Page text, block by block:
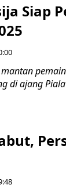
Siap
mantan
di ajang